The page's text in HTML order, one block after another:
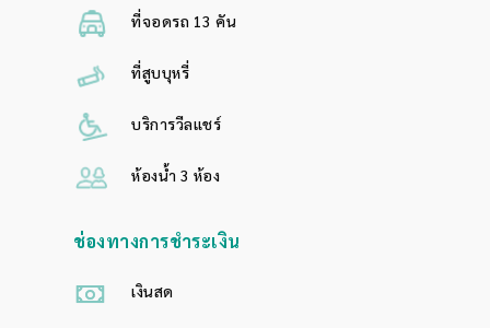
ที่จอดรถ 13 คัน
ที่สูบบุหรี่
บริการวีลแชร์
ห้องน้ำ 3 ห้อง
ช่องทางการชำระเงิน
เงินสด